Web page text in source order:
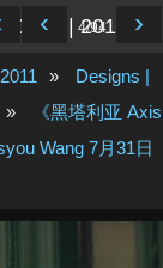
| 2011
»
Designs |
»
《黑塔利亚 Axis
Wang 7月31日
‹ 4/94 ›